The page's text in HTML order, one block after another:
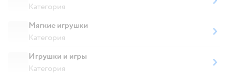
Категория
Мягкие игрушки
Категория
Игрушки и игры
Категория